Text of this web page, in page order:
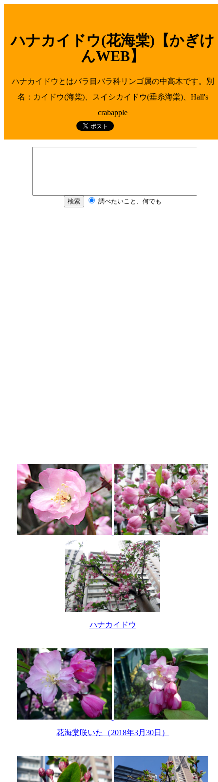
ハナカイドウ(花海棠)【かぎけ
んWEB】
ハナカイドウとはバラ目バラ科リンゴ属の中高木です。別
名：カイドウ(海棠)、スイシカイドウ(垂糸海棠)、Hall's
crabapple
ハナカイドウ
花海棠咲いた（2018年3月30日）